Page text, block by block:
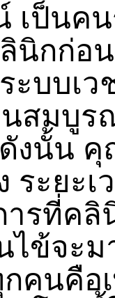
ป็นคน
นิกก่อ
ะบบเ
สมบูร
งนั้น
ระยะ
ารที่คลิ
ข้จะม
คนคื